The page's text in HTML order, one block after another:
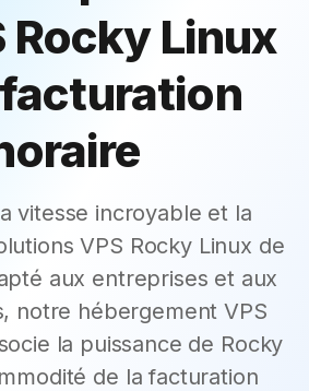
Rocky Linux
vitesse incroyable et la
VPS Rocky Linux de
aux entreprises et aux
notre hébergement VPS
la puissance de Rocky
de la facturation